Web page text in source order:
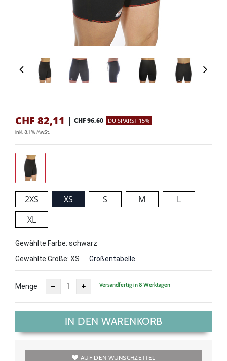
CHF 82,11 | CHF 96,60 DU SPARST 15%
inkl. 8.1 % MwSt.
2XS XS S M
L
XL
Gewählte Farbe: schwarz
Gewählte Größe: XS Größentabelle
Menge Versandfertig in 8 Werktagen
IN DEN WARENKORB
AUF DEN WUNSCHZETTEL